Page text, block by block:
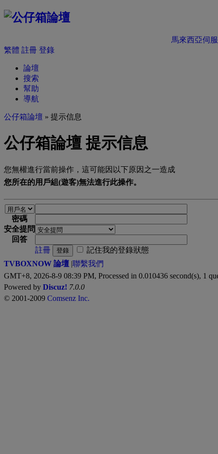
馬來西亞伺
繁體 註冊 登錄
論壇
搜索
幫助
導航
公仔箱論壇 » 提示信息
公仔箱論壇 提示信息
您無權進行當前操作，這可能因以下原因之一造成
您所在的用戶組(遊客)無法進行此操作。
密碼
安全提問
回答
註冊
登錄
記住我的登錄狀態
TVBOXNOW 論壇 |聯繫我們
GMT+8, 2026-8-9 08:39 PM, Processed in 0.010436 second(s), 1
Powered by Discuz! 7.0.0
© 2001-2009 Comsenz Inc.